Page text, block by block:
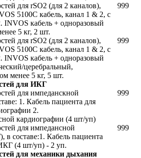
для rSO2 (для 2 каналов),
5100C кабель, канал 1 & 2, с
INVOS кабель + одноразовый
5 кг, 2 шт.
999
для rSO2 (для 2 каналов),
5100C кабель, канал 1 & 2, с
INVOS кабель + одноразовый
церебральный,
менее 5 кг, 5 шт.
999
для ИКГ
для импеданскной
1. Кабель пациента для
2.
кардиографии (4 шт/уп)
999
для импедансной
составе:1. Кабель пациента
(4 шт/уп) - 2 уп.
999
для механики дыхания